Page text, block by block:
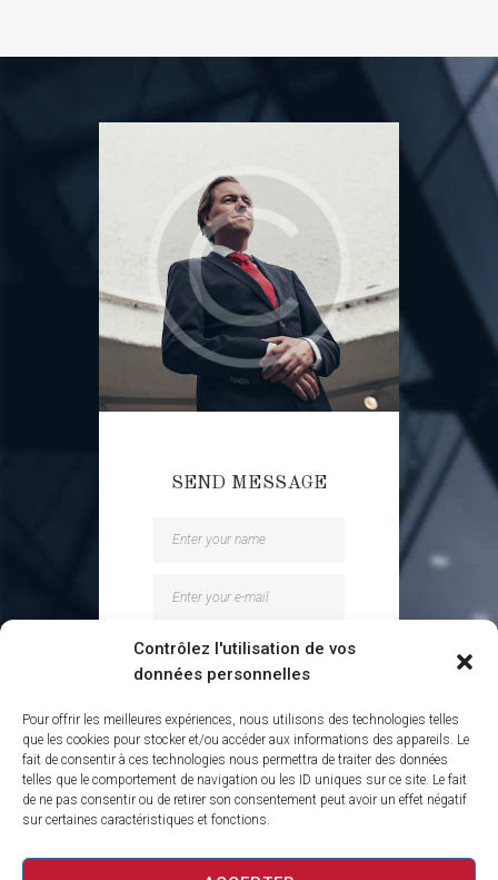
Contrôlez l'utilisation de vos
données personnelles
Pour offrir les meilleures expériences, nous utilisons des technologies telles
que les cookies pour stocker et/ou accéder aux informations des appareils. Le
fait de consentir à ces technologies nous permettra de traiter des données
telles que le comportement de navigation ou les ID uniques sur ce site. Le fait
de ne pas consentir ou de retirer son consentement peut avoir un effet négatif
sur certaines caractéristiques et fonctions.
SEND MESSAGE
SEND